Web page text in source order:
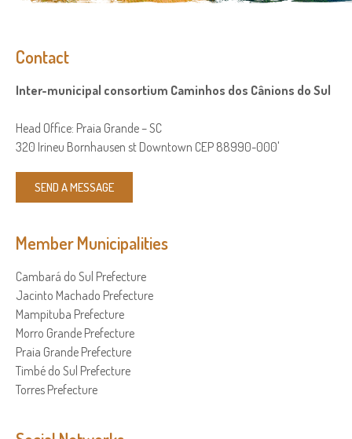
Contact
Inter-municipal consortium Caminhos dos Cânions do Sul
Head Office: Praia Grande – SC
320 Irineu Bornhausen st Downtown CEP 88990-000'
SEND A MESSAGE
Member Municipalities
Cambará do Sul Prefecture
Jacinto Machado Prefecture
Mampituba Prefecture
Morro Grande Prefecture
Praia Grande Prefecture
Timbé do Sul Prefecture
Torres Prefecture